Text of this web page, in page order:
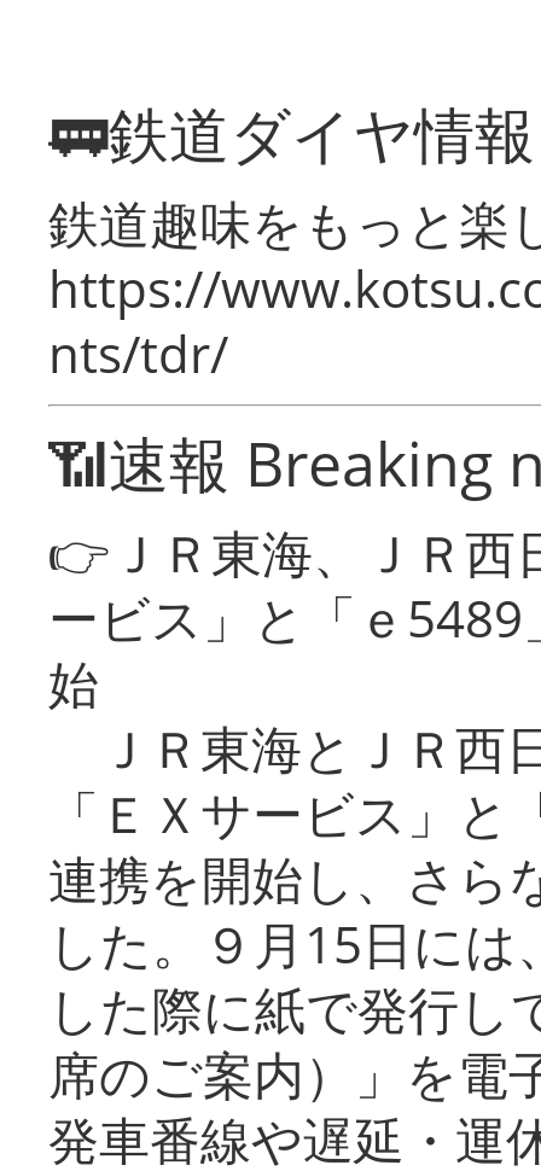
🚃鉄道ダイヤ情
鉄道趣味をもっと楽
https://
nts/tdr/
📶速報 Breaking
👉ＪＲ東海、ＪＲ
ービス」と「ｅ
始
ＪＲ東海とＪＲ西
「ＥＸサービス」
連携を開始し、さら
した。９月15日に
した際に紙で発行し
席のご案内）」を電
発車番線や遅延・運